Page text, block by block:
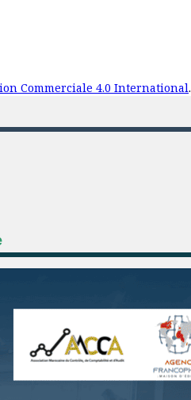
Commerciale 4.0 International.